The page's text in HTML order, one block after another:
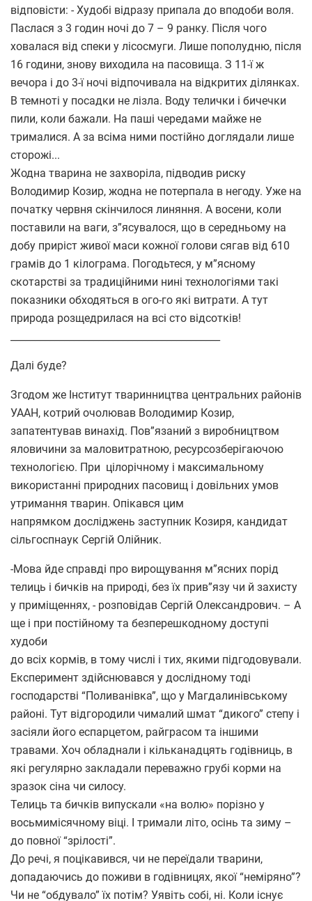
відповісти: - Худобі відразу припала до вподоби воля.
Паслася з 3 годин ночі до 7 – 9 ранку. Після чого
ховалася від спеки у лісосмуги. Лише пополудню, після
16 години, знову виходила на пасовища. З 11-ї ж
вечора і до 3-ї ночі відпочивала на відкритих ділянках.
В темноті у посадки не лізла. Воду телички і бичечки
пили, коли бажали. На паші чередами майже не
трималися. А за всіма ними постійно доглядали лише
сторожі...
Жодна тварина не захворіла, підводив риску
Володимир Козир, жодна не потерпала в негоду. Уже на
початку червня скінчилося линяння. А восени, коли
поставили на ваги, з”ясувалося, що в середньому на
добу приріст живої маси кожної голови сягав від 610
грамів до 1 кілограма. Погодьтеся, у м”ясному
скотарстві за традиційними нині технологіями такі
показники обходяться в ого-го які витрати. А тут
природа розщедрилася на всі сто відсотків!
Далі буде?
Згодом же Інститут тваринництва центральних районів
УААН, котрий очолював Володимир Козир,
запатентував винахід. Пов”язаний з виробництвом
яловичини за маловитратною, ресурсозберігаючою
технологією. При цілорічному і максимальному
використанні природних пасовищ і довільних умов
утримання тварин. Опікався цим
напрямком досліджень заступник Козиря, кандидат
сільгоспнаук Сергій Олійник.
-Мова йде справді про вирощування м”ясних порід
телиць і бичків на природі, без їх прив”язу чи й захисту
у приміщеннях, - розповідав Сергій Олександрович. – А
ще і при постійному та безперешкодному доступі
худоби
до всіх кормів, в тому числі і тих, якими підгодовували.
Експеримент здійснювався у дослідному тоді
господарстві “Поливанівка”, що у Магдалинівському
районі. Тут відгородили чималий шмат “дикого” степу і
засіяли його еспарцетом, райграсом та іншими
травами. Хоч обладнали і кільканадцять годівниць, в
які регулярно закладали переважно грубі корми на
зразок сіна чи силосу.
Телиць та бичків випускали «на волю» порізно у
восьмимісячному віці. І тримали літо, осінь та зиму –
до повної “зрілості”.
До речі, я поцікавився, чи не переїдали тварини,
допадаючись до поживи в годівницях, якої “неміряно”?
Чи не “обдувало” їх потім? Уявіть собі, ні. Коли існує